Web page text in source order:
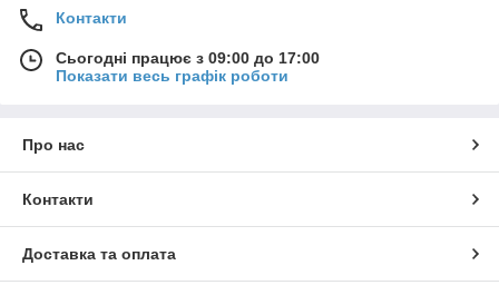
Контакти
Сьогодні працює з 09:00 до 17:00
Показати весь графік роботи
Про нас
Контакти
Доставка та оплата